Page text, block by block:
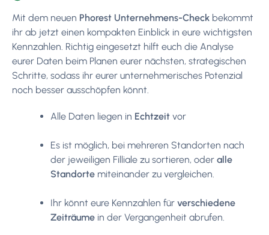
Mit dem neuen Phorest Unternehmens-Check bekommt
ihr ab jetzt einen kompakten Einblick in eure wichtigsten
Kennzahlen. Richtig eingesetzt hilft euch die Analyse
eurer Daten beim Planen eurer nächsten, strategischen
Schritte, sodass ihr eurer unternehmerisches Potenzial
noch besser ausschöpfen könnt.
Alle Daten liegen in Echtzeit vor
Es ist möglich, bei mehreren Standorten nach
der jeweiligen Filliale zu sortieren, oder alle
Standorte miteinander zu vergleichen.
Ihr könnt eure Kennzahlen für verschiedene
Zeiträume in der Vergangenheit abrufen.